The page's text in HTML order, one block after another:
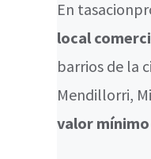
En
local
barrios de la
Mendillorri,
valor